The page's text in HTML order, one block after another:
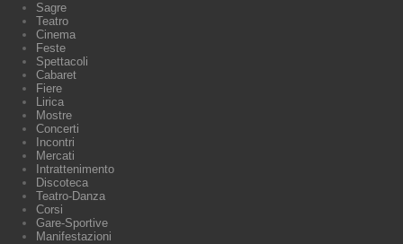
Sagre
Teatro
Cinema
Feste
Spettacoli
Cabaret
Fiere
Lirica
Mostre
Concerti
Incontri
Mercati
Intrattenimento
Discoteca
Teatro-Danza
Corsi
Gare-Sportive
Manifestazioni